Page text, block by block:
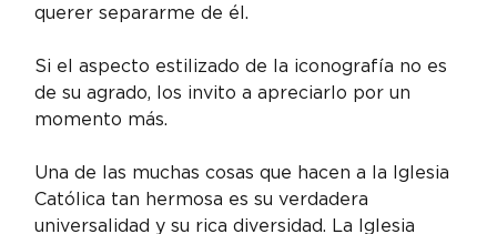
querer separarme de él.
Si el aspecto estilizado de la iconografía no es
de su agrado, los invito a apreciarlo por un
momento más.
Una de las muchas cosas que hacen a la Iglesia
Católica tan hermosa es su verdadera
universalidad y su rica diversidad. La Iglesia